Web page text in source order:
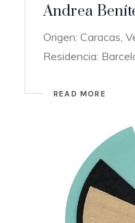
Andrea
Origen: Caracas,
Residencia:
READ MORE